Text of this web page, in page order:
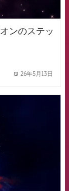
ンのステッ
26年5月13日